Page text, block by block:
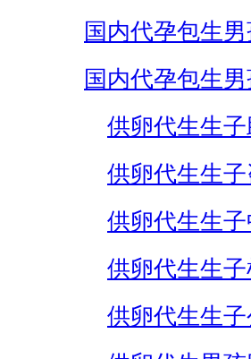
国内代孕包生
国内代孕包生男
供卵代生生
供卵代生生子
供卵代生生
供卵代生生子
供卵代生生子